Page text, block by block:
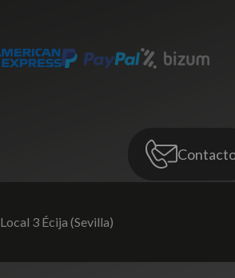
Local 3 Écija (Sevilla)